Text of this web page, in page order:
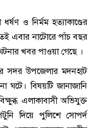
ও নির্মম হত্যাকাণ্ডের
এবার নাটোরে পাঁচ বছর
খবর পাওয়া গেছে ।
সদর উপজেলার মদনহাট
ঘটে। বিষয়টি জানাজানি
এলাকাবাসী অভিযুক্ত
দিয়ে পুলিশে সোপর্দ